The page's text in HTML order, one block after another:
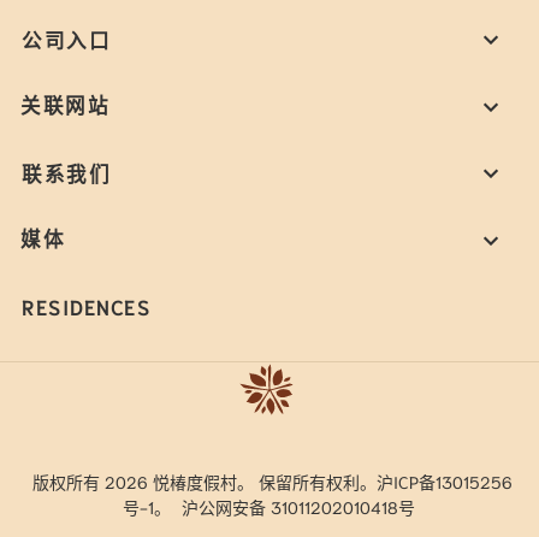
公司入口
关联网站
联系我们
媒体
RESIDENCES
版权所有 2026 悦椿度假村。 保留所有权利。沪ICP备13015256
号-1。
沪公网安备 31011202010418号